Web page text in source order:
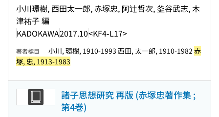
小川環樹, 西田太一郎, 赤塚忠, 阿辻哲次, 釜谷武志, 木
津祐子 編
KADOKAWA2017.10<KF4-L17>
著者標目 小川, 環樹, 1910-1993 西田, 太一郎, 1910-1982 赤
塚, 忠, 1913-1983
諸子思想研究 再版 (赤塚忠著作集 ;
第4巻)